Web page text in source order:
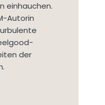
einhauchen.
Autorin
der